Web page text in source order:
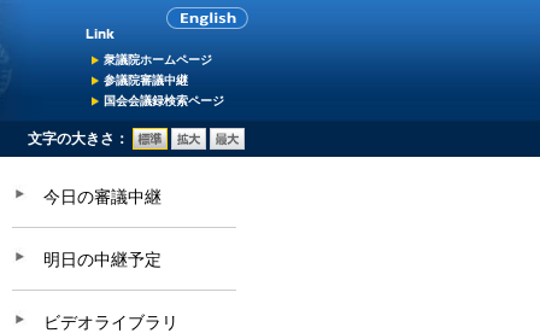
衆議院ホームページ
参議院審議中継
国会会議録検索ページ
文字の大きさ：
今日の審議中継
明日の中継予定
ビデオライブラリ